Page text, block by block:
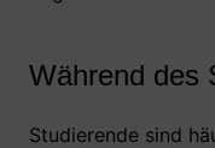
Während des
Studierende sind